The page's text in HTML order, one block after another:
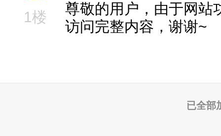
1楼
尊敬的用户，由于网站
访问完整内容，谢谢~
已全部